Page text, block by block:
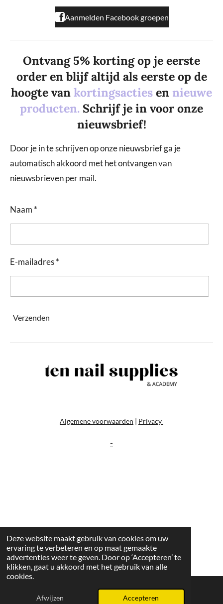
Deze website maakt gebruik van cookies om uw
ervaring te verbeteren en op maat gemaakte
advertenties weer te geven. Door op ‘Accepteren’ te
klikken, gaat u akkoord met het gebruik van alle
cookies.
Afwijzen Accepteren
Aanmelden Facebook groepen
Ontvang 5% korting op je eerste
order en blijf altijd als eerste op de
hoogte van kortingsacties en nieuwe
producten. Schrijf je in voor onze
nieuwsbrief!
Door je in te schrijven op onze nieuwsbrief ga je
automatisch akkoord met het ontvangen van
nieuwsbrieven per mail.
Naam *
E-mailadres *
Verzenden
Algemene voorwaarden | Privacy
-
E-mailadres